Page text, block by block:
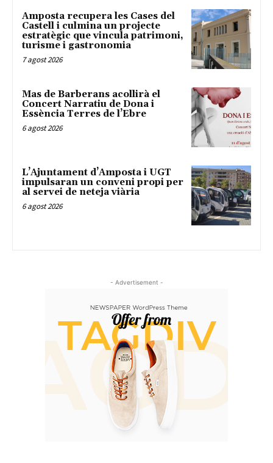
Amposta recupera les Cases del
Castell i culmina un projecte
estratègic que vincula patrimoni,
turisme i gastronomia
7 agost 2026
Mas de Barberans acollirà el
Concert Narratiu de Dona i
Essència Terres de l’Ebre
6 agost 2026
L’Ajuntament d’Amposta i UGT
impulsaran un conveni propi per
al servei de neteja viària
6 agost 2026
- Advertisement -